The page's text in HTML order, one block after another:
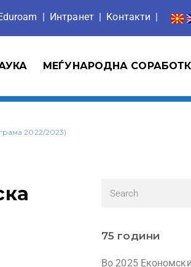
| Интранет| Koнтакти |
МЕЃУНАРОДНА
2022/2023)
75 години
Во 2025